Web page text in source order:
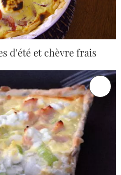
d'été et chèvre frais